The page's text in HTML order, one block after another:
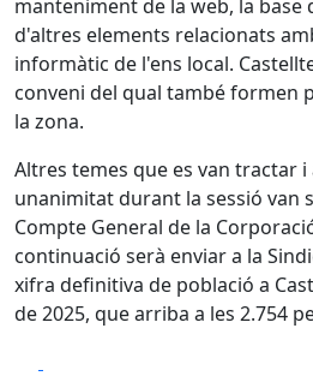
manteniment de la web, la base
d'altres elements relacionats
informàtic de l'ens local.
conveni del qual també formen
la zona.
Altres temes que es van tractar
unanimitat durant la sessió van
Compte General de la
continuació serà enviar a la
xifra definitiva de població a
de 2025, que arriba a les 2.754